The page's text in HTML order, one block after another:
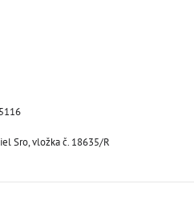
Sro, vložka č. 18635/R